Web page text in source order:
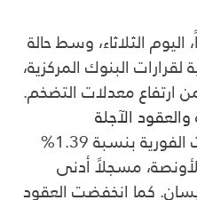
الثلاثاء، وسط حالة
البنوك المركزية،
ارتفاع معدلات التضخم.
الآجلة
وتراجع الذهب في المعاملات الفورية بنسبة 1.39%
دولاراً للأونصة، مسجلاً أدنى
كما انخفضت العقود